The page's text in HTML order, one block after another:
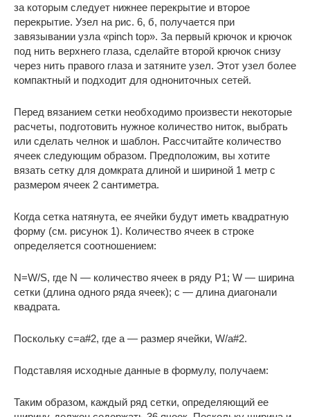
за которым следует нижнее перекрытие и второе
перекрытие. Узел на рис. 6, б, получается при
завязывании узла «pinch top». За первый крючок и крючок
под нить верхнего глаза, сделайте второй крючок снизу
через нить правого глаза и затяните узел. Этот узел более
компактный и подходит для однониточных сетей.
Перед вязанием сетки необходимо произвести некоторые
расчеты, подготовить нужное количество ниток, выбрать
или сделать челнок и шаблон. Рассчитайте количество
ячеек следующим образом. Предположим, вы хотите
вязать сетку для домкрата длиной и шириной 1 метр с
размером ячеек 2 сантиметра.
Когда сетка натянута, ее ячейки будут иметь квадратную
форму (см. рисунок 1). Количество ячеек в строке
определяется соотношением:
N=W/S, где N — количество ячеек в ряду P1; W — ширина
сетки (длина одного ряда ячеек); c — длина диагонали
квадрата.
Поскольку c=a#2, где a — размер ячейки, W/a#2.
Подставляя исходные данные в формулу, получаем:
Таким образом, каждый ряд сетки, определяющий ее